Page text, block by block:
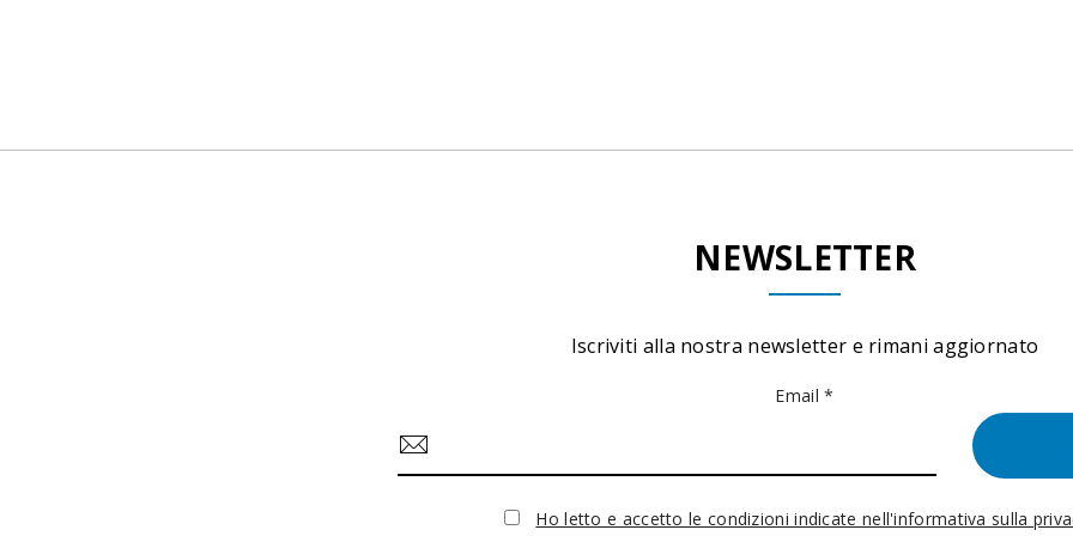
NEWSLETTER
Iscriviti alla nostra newsletter e rimani aggiornato
Email *
Ho letto e accetto le condizioni indicate nell'informativa sulla